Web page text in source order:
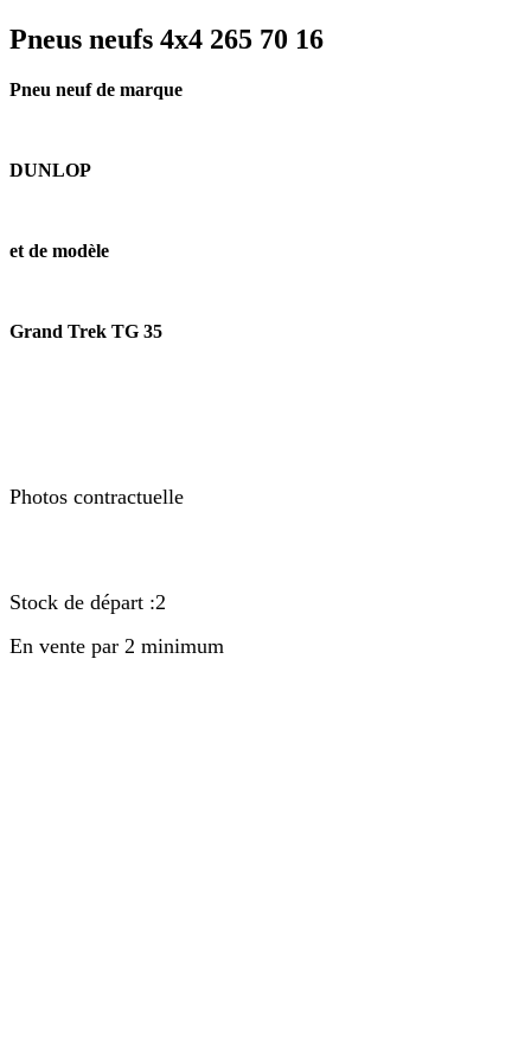
Pneus neufs 4x4 265 70 16
Pneu neuf de marque
DUNLOP
et de modèle
Grand Trek TG 35
Photos contractuelle
Stock de départ :2
En vente par 2 minimum